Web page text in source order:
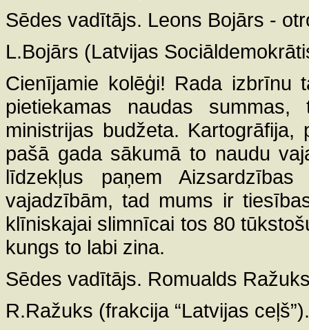
Sēdes vadītājs. Leons Bojārs -
L.Bojārs (Latvijas
Cienījamie kolēģi! Rada izbrīnu
pietiekamas naudas
ministrijas budžeta.
pašā gada sākumā to naudu
līdzekļus paņem
vajadzībām, tad mums ir
klīniskajai slimnīcai tos 80
kungs to labi zina.
Sēdes vadītājs. Romualds
R.Ražuks (frakcija “Latvijas ceļš”).